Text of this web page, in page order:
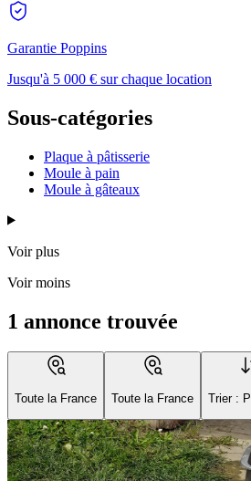
Garantie Poppins
Jusqu'à 5 000 € sur chaque location
Sous-catégories
Plaque à pâtisserie
Moule à pain
Moule à gâteaux
Voir plus
Voir moins
1 annonce trouvée
Toute la France Toute la France Trier :